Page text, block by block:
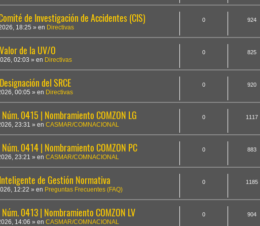
de Investigación de Accidentes (CIS)
18:25 » en Directivas
0 924
de la UV/O
02:03 » en Directivas
0 825
del SRCE
00:05 » en Directivas
0 920
Núm. 0415 | Nombramiento COMZON LG
23:31 » en CASMAR/COMNACIONAL
0 1117
Núm. 0414 | Nombramiento COMZON PC
23:21 » en CASMAR/COMNACIONAL
0 883
de Gestión Normativa
12:22 » en Preguntas Frecuentes (FAQ)
0 1185
Núm. 0413 | Nombramiento COMZON LV
14:06 » en CASMAR/COMNACIONAL
0 904